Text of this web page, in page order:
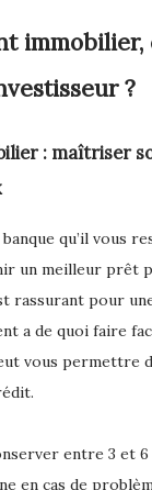
immobilier,
?
: maîtriser
qu’il vous
un meilleur prêt
rassurant pour
a de quoi faire
vous permettre
entre 3 et 6
en cas de